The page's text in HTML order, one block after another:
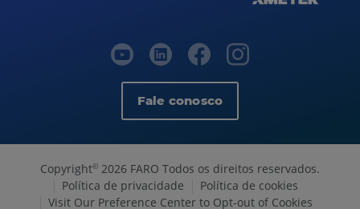
Fale conosco
Copyright© 2026 FARO Todos os direitos reservados.
Política de privacidade
Política de cookies
Visit Our Preference Center to Opt-out of Cookies